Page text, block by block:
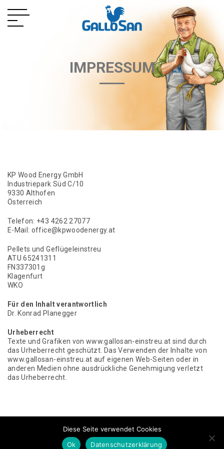
IMPRESSUM
KP Wood Energy GmbH
Industriepark Süd C/10
9330 Althofen
Österreich
Telefon: +43 4262 27077
E-Mail: office@kpwoodenergy.at
Pellets und Geflügeleinstreu
ATU 65241311
FN337301g
Klagenfurt
WKO
Für den Inhalt verantwortlich
Dr. Konrad Planegger
Urheberrecht
Texte und Grafiken von www.gallosan-einstreu.at sind durch
das Urheberrecht geschützt. Das Verwenden der Inhalte von
www.gallosan-einstreu.at auf eigenen Web-Seiten oder in
anderen Medien ohne ausdrückliche Genehmigung verletzt
das Urheberrecht.
© 2018, Gallosan
Impressum Datenschutz Kontakt
Diese Seite verwendet Cookies
Ok
Datenschutzerklärung